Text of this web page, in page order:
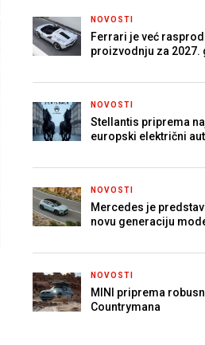
NOVOSTI
Ferrari je već
proizvodnju za 2027.
NOVOSTI
Stellantis priprema
europski električni
NOVOSTI
Mercedes je
novu generaciju
NOVOSTI
MINI priprema
Countrymana